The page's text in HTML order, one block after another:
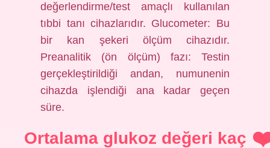
değerlendirme/test amaçlı kullanılan
tıbbi tanı cihazlarıdır. Glucometer: Bu
bir kan şekeri ölçüm cihazıdır.
Preanalitik (ön ölçüm) fazı: Testin
gerçekleştirildiği andan, numunenin
cihazda işlendiği ana kadar geçen
süre.
Ortalama glukoz değeri kaç